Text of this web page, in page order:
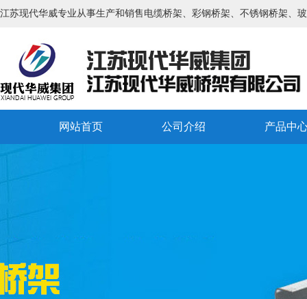
江苏现代华威专业从事生产和销售电缆桥架、彩钢桥架、不锈钢桥架、
网站首页 公司介绍 产品中